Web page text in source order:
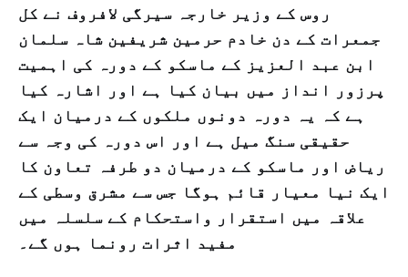
روس کے وزیر خارجہ سیرگی لافروف نے کل
جمعرات کے دن خادم حرمین شریفین شاہ سلمان
ابن عبد العزیز کے ماسکو کے دورہ کی اہمیت
پرزور انداز میں بیان کیا ہے اور اشارہ کیا
ہے کہ یہ دورہ دونوں ملکوں کے درمیان ایک
حقیقی سنگ میل ہے اور اس دورہ کی وجہ سے
ریاض اور ماسکو کے درمیان دو طرفہ تعاون کا
ایک نیا معیار قائم ہوگا جس سے مشرق وسطی کے
علاقہ میں استقرار واستحکام کے سلسلہ میں
مفید اثرات رونما ہوں گے۔